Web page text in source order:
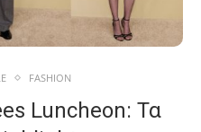
FASHION
Luncheon: Τα